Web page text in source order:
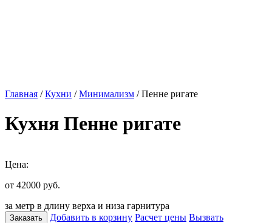
Главная /Кухни /Минимализм / Пенне ригате
Кухня Пенне ригате
Цена:
от 42000 руб.
за метр в длину верха и низа гарнитура
Заказать Добавить в корзину Расчет цены Вызвать